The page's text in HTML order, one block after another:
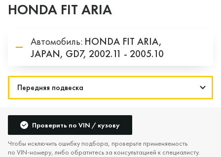
HONDA FIT ARIA
Автомобиль: HONDA FIT ARIA,
JAPAN, GD7, 2002.11 - 2005.10
Проверить по VIN / кузову
Чтобы исключить ошибку подбора, проверьте применяемость
по VIN‑номеру, либо обратитесь за консультацией к специалисту.